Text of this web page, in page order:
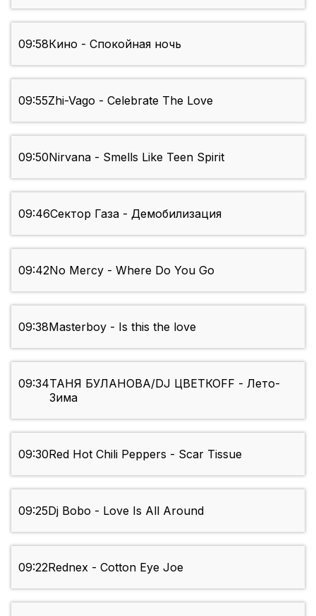
09:58Кино - Спокойная ночь
09:55Zhi-Vago - Celebrate The Love
09:50Nirvana - Smells Like Teen Spirit
09:46Сектор Газа - Демобилизация
09:42No Mercy - Where Do You Go
09:38Masterboy - Is this the love
09:34ТАНЯ БУЛАНОВА/DJ ЦВЕТКОFF - Лето-
Зима
09:30Red Hot Chili Peppers - Scar Tissue
09:25Dj Bobo - Love Is All Around
09:22Rednex - Cotton Eye Joe